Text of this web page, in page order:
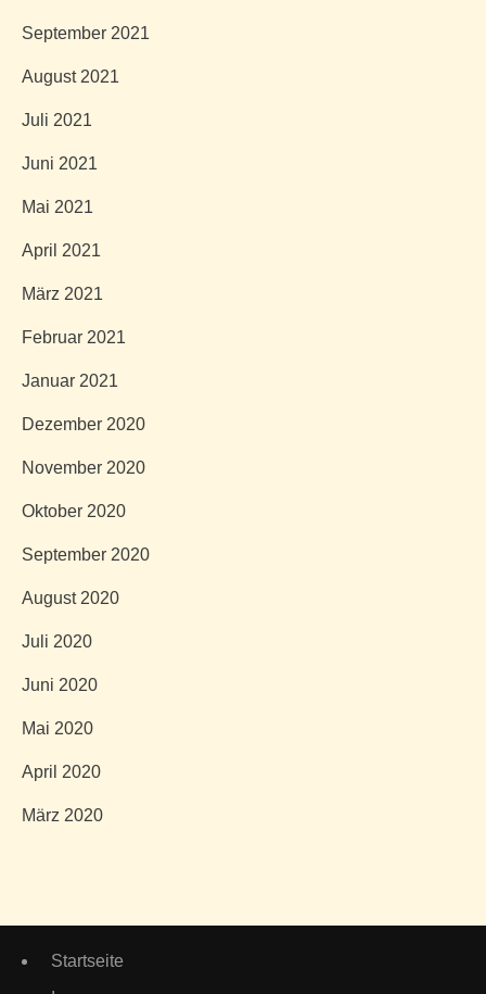
September 2021
August 2021
Juli 2021
Juni 2021
Mai 2021
April 2021
März 2021
Februar 2021
Januar 2021
Dezember 2020
November 2020
Oktober 2020
September 2020
August 2020
Juli 2020
Juni 2020
Mai 2020
April 2020
März 2020
Startseite